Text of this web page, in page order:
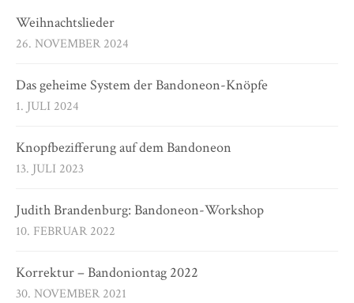
Weihnachtslieder
26. NOVEMBER 2024
Das geheime System der Bandoneon-Knöpfe
1. JULI 2024
Knopfbezifferung auf dem Bandoneon
13. JULI 2023
Judith Brandenburg: Bandoneon-Workshop
10. FEBRUAR 2022
Korrektur – Bandoniontag 2022
30. NOVEMBER 2021